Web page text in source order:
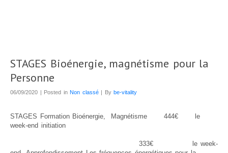
Atelier de Méditation
STAGES
PLANNING
Planning Stages « Devenez magnétiseur et énergéticien »
Planning Ateliers
STAGES Bioénergie, magnétisme pour la
Personne
06/09/2020 | Posted in Non classé| By be-vitality
STAGES Formation Bioénergie, Magnétisme 444€ le
week-end initiation
333€ le week-